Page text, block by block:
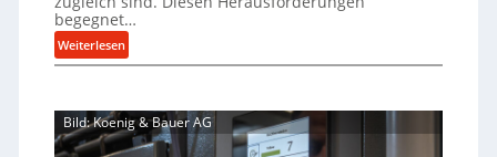
b
s
t
a
n
n
i
c
t
e
l
l
n
g
A
u
t
a
begegnet…
Weiterlesen:
R
l
e
Bild: Koenig & Bauer AG